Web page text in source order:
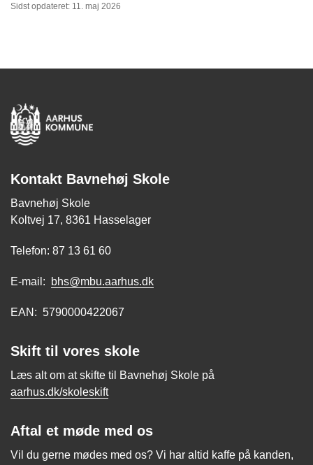
Sidst opdateret: 11. maj 2026
Kontakt Bavnehøj Skole
Bavnehøj Skole
Koltvej 17, 8361 Hasselager
Telefon: 87 13 61 60
E-mail: bhs@mbu.aarhus.dk
EAN: 5790000422067
Skift til vores skole
Læs alt om at skifte til Bavnehøj Skole på
aarhus.dk/skoleskift
Aftal et møde med os
Vil du gerne mødes med os? Vi har altid kaffe på kanden,